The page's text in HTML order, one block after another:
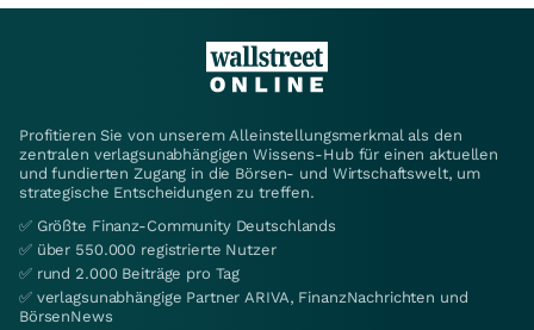
Profitieren Sie von unserem Alleinstellungsmerkmal als den
zentralen verlagsunabhängigen Wissens-Hub für einen aktuellen
und fundierten Zugang in die Börsen- und Wirtschaftswelt, um
strategische Entscheidungen zu treffen.
✅ Größte Finanz-Community Deutschlands
✅ über 550.000 registrierte Nutzer
✅ rund 2.000 Beiträge pro Tag
✅ verlagsunabhängige Partner ARIVA, FinanzNachrichten und
BörsenNews